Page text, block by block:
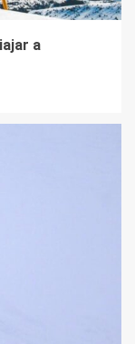
a